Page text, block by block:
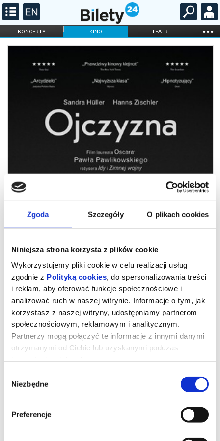
Zgoda Szczegóły O plikach cookies
Niniejsza strona korzysta z plików cookie
Wykorzystujemy pliki cookie w celu realizacji usług
zgodnie z Polityką cookies , do spersonalizowania treści
i reklam, aby oferować funkcje społecznościowe i
analizować ruch w naszej witrynie. Informacje o tym, jak
korzystasz z naszej witryny, udostępniamy partnerom
społecznościowym, reklamowym i analitycznym.
Partnerzy mogą połączyć te informacje z innymi danymi
otrzymanymi od Ciebie lub uzyskanymi podczas
zgody
Niezbędne
Preferencje
KONCERTY KINO TEATR ...
FILHARMONIA OPERA I BALET
DLA DZIECI
ONLINE KARNETY
Ojczyzna
a jego córką Eriką (Sandra Hüller) – aktorką i pisarką. Akcja
rozgrywa się w szczytowym okresie zimnej wojny. Ojciec i córka
wyruszają w trudną, pełną emocji podróż czarnym Buickiem przez
Weimaru pod wpływem sowieckim. Po raz pierwszy od wojny